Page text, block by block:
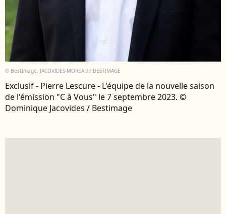
© BestImage, JACOVIDES-MOREAU / BESTIMAGE
Exclusif - Pierre Lescure - L'équipe de la nouvelle saison
de l'émission "C à Vous" le 7 septembre 2023. ©
Dominique Jacovides / Bestimage